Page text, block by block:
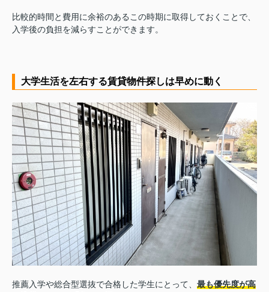
比較的時間と費用に余裕のあるこの時期に取得しておくことで、
入学後の負担を減らすことができます。
大学生活を左右する賃貸物件探しは早めに動く
推薦入学や総合型選抜で合格した学生にとって、 最も優先度が高